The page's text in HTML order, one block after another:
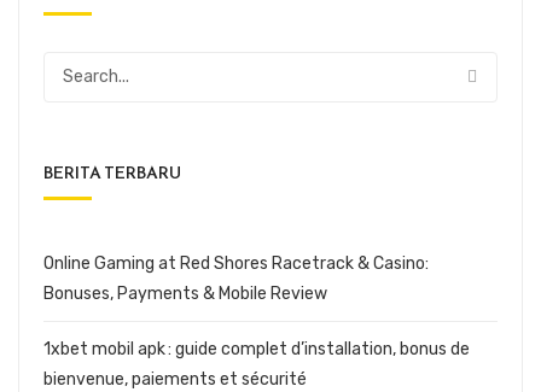
BERITA TERBARU
Online Gaming at Red Shores Racetrack & Casino:
Bonuses, Payments & Mobile Review
1xbet mobil apk : guide complet d’installation, bonus de
bienvenue, paiements et sécurité